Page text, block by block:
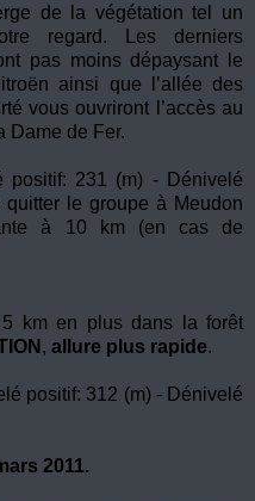
de la végétation tel un
regard. Les derniers
pas moins dépaysant le
ainsi que l’allée des
vous ouvriront l’accès au
Dame de Fer.
positif: 231 (m) - Dénivelé
le groupe à Meudon
à 10 km (en cas de
km en plus dans la forêt
, allure plus rapide.
positif: 312 (m) - Dénivelé
2011.